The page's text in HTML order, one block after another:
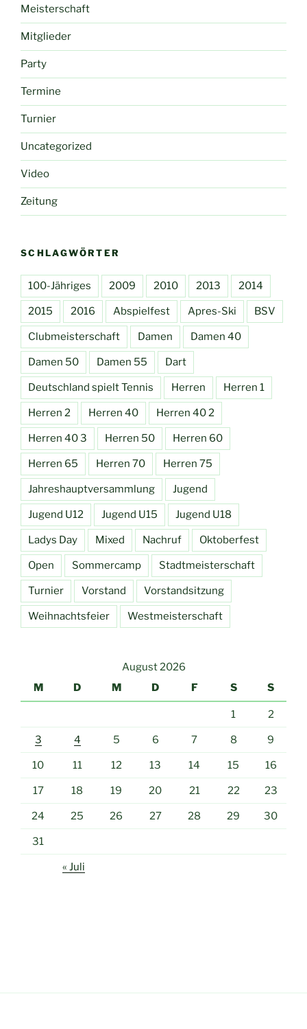
Meisterschaft
Mitglieder
Party
Termine
Turnier
Uncategorized
Video
Zeitung
SCHLAGWÖRTER
100-Jähriges 2009 2010 2013 2014
2015 2016 Abspielfest Apres-Ski BSV
Clubmeisterschaft Damen Damen 40
Damen 50 Damen 55 Dart
Deutschland spielt Tennis Herren Herren 1
Herren 2 Herren 40 Herren 40 2
Herren 40 3 Herren 50 Herren 60
Herren 65 Herren 70 Herren 75
Jahreshauptversammlung Jugend
Jugend U12 Jugend U15 Jugend U18
Ladys Day Mixed Nachruf Oktoberfest
Open Sommercamp Stadtmeisterschaft
Turnier Vorstand Vorstandsitzung
Weihnachtsfeier Westmeisterschaft
August 2026
M
D M D F S S
1 2
3 4 5 6 7 8 9
10 11 12 13 14 15 16
17 18 19 20 21 22 23
24 25 26 27 28 29 30
31
« Juli